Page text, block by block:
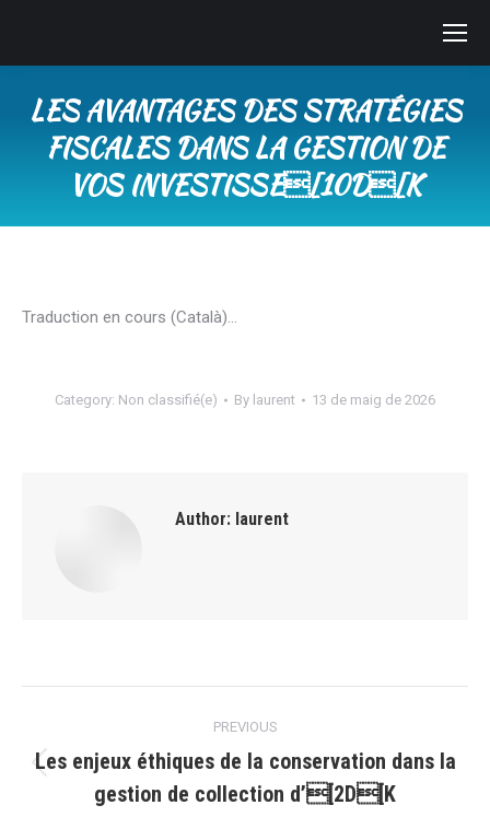
LES AVANTAGES DES STRATÉGIES
FISCALES DANS LA GESTION DE
VOS INVESTISSE[10D[K
Traduction en cours (Català)…
Category: Non classifié(e) By laurent 13 de maig de 2026
Author: laurent
navigation
PREVIOUS
post:
Les enjeux éthiques de la conservation dans la
gestion de collection d’[2D[K